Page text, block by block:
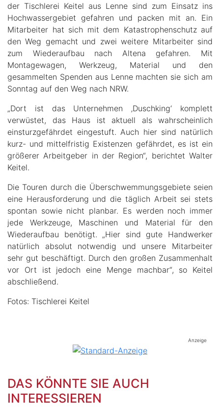
der Tischlerei Keitel aus Lenne sind zum Einsatz ins
Hochwassergebiet gefahren und packen mit an. Ein
Mitarbeiter hat sich mit dem Katastrophenschutz auf
den Weg gemacht und zwei weitere Mitarbeiter sind
zum Wiederaufbau nach Altena gefahren. Mit
Montagewagen, Werkzeug, Material und den
gesammelten Spenden aus Lenne machten sie sich am
Sonntag auf den Weg nach NRW.
„Dort ist das Unternehmen ‚Duschking‘ komplett
verwüstet, das Haus ist aktuell als wahrscheinlich
einsturzgefährdet eingestuft. Auch hier sind natürlich
kurz- und mittelfristig Existenzen gefährdet, es ist ein
größerer Arbeitgeber in der Region“, berichtet Walter
Keitel.
Die Touren durch die Überschwemmungsgebiete seien
eine Herausforderung und die täglich Arbeit sei stets
spontan sowie nicht planbar. Es werden noch immer
jede Werkzeuge, Maschinen und Material für den
Wiederaufbau benötigt. „Hier sind gute Handwerker
natürlich absolut notwendig und unsere Mitarbeiter
sehr gut beschäftigt. Durch den großen Zusammenhalt
vor Ort ist jedoch eine Menge machbar“, so Keitel
abschließend.
Fotos: Tischlerei Keitel
Anzeige
DAS KÖNNTE SIE AUCH
INTERESSIEREN